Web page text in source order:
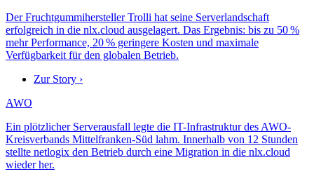
Der Fruchtgummihersteller Trolli hat seine Serverlandschaft
erfolgreich in die nlx.cloud ausgelagert. Das Ergebnis: bis zu 50 %
mehr Performance, 20 % geringere Kosten und maximale
Verfügbarkeit für den globalen Betrieb.
Zur Story ›
AWO
Ein plötzlicher Serverausfall legte die IT-Infrastruktur des AWO-
Kreisverbands Mittelfranken-Süd lahm. Innerhalb von 12 Stunden
stellte netlogix den Betrieb durch eine Migration in die nlx.cloud
wieder her.